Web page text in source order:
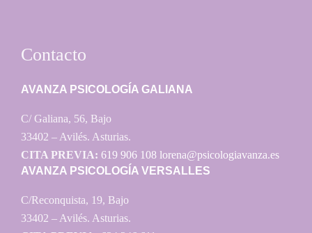
Contacto
AVANZA PSICOLOGÍA GALIANA
C/ Galiana, 56, Bajo
33402 – Avilés. Asturias.
CITA PREVIA: 619 906 108 lorena@psicologiavanza.es
AVANZA PSICOLOGÍA VERSALLES
C/Reconquista, 19, Bajo
33402 – Avilés. Asturias.